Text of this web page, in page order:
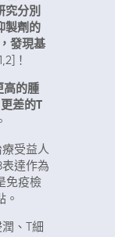
究分別
製劑的
發現基
！
高的腫
差的T
受益人
達作為
免疫檢
。
、T細